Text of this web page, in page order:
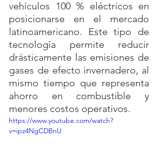
vehículos 100 % eléctricos en
posicionarse en el mercado
latinoamericano. Este tipo de
tecnología permite reducir
drásticamente las emisiones de
gases de efecto invernadero, al
mismo tiempo que representa
ahorro en combustible y
menores costos operativos.
https://www.youtube.com/watch?
v=ipz4NgCDBnU